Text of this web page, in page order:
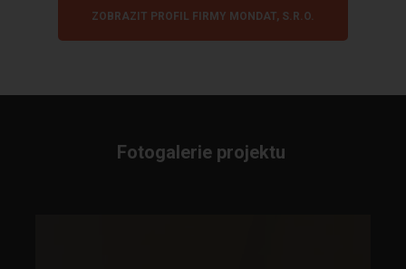
ZOBRAZIT PROFIL FIRMY MONDAT, S.R.O.
Fotogalerie projektu